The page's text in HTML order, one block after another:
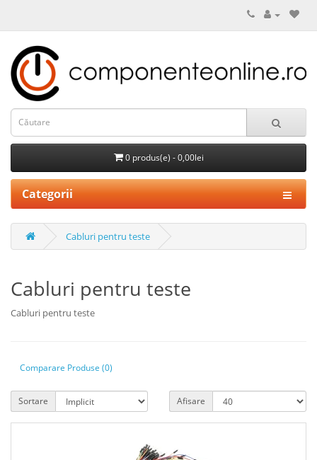
0 produs(e) - 0,00lei
Categorii
Cabluri pentru teste
Cabluri pentru teste
Cabluri pentru teste
Comparare Produse (0)
Sortare Afisare